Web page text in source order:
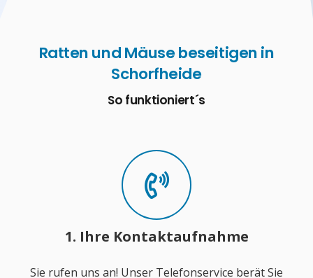
Ratten und Mäuse beseitigen in
Schorfheide
So funktioniert´s
1. Ihre Kontaktaufnahme
Sie rufen uns an! Unser Telefonservice berät Sie